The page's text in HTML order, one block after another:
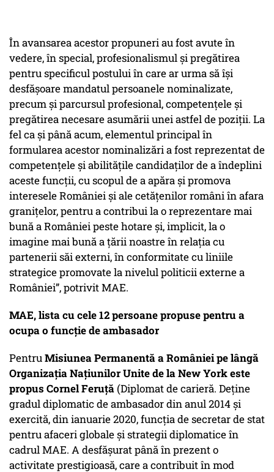
În avansarea acestor propuneri au fost avute în
vedere, în special, profesionalismul și pregătirea
pentru specificul postului în care ar urma să își
desfășoare mandatul persoanele nominalizate,
precum și parcursul profesional, competențele și
pregătirea necesare asumării unei astfel de poziții. La
fel ca și până acum, elementul principal în
formularea acestor nominalizări a fost reprezentat de
competențele și abilitățile candidaților de a îndeplini
aceste funcții, cu scopul de a apăra și promova
interesele României și ale cetățenilor români în afara
granițelor, pentru a contribui la o reprezentare mai
bună a României peste hotare și, implicit, la o
imagine mai bună a țării noastre în relația cu
partenerii săi externi, în conformitate cu liniile
strategice promovate la nivelul politicii externe a
României”, potrivit MAE.
MAE, lista cu cele 12 persoane propuse pentru a
ocupa o funcție de ambasador
PentruMisiunea Permanentă a României pe lângă
Organizația Națiunilor Unite de la New York este
propus Cornel Feruță (Diplomat de carieră. Deține
gradul diplomatic de ambasador din anul 2014 și
exercită, din ianuarie 2020, funcția de secretar de stat
pentru afaceri globale și strategii diplomatice în
cadrul MAE. A desfășurat până în prezent o
activitate prestigioasă, care a contribuit în mod